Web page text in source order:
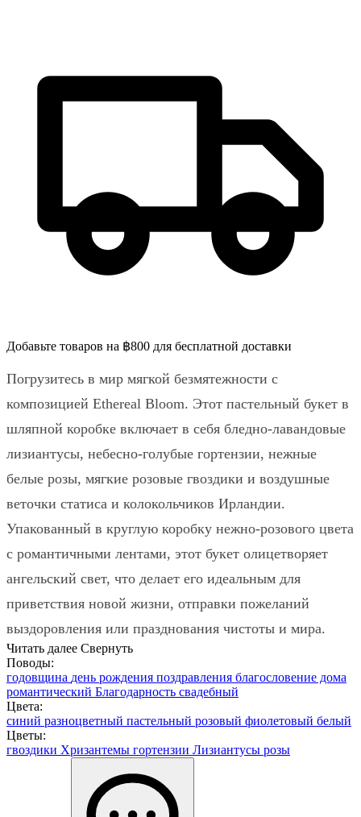
Добавьте товаров на ฿800 для бесплатной доставки
Погрузитесь в мир мягкой безмятежности с
композицией Ethereal Bloom. Этот пастельный букет в
шляпной коробке включает в себя бледно-лавандовые
лизиантусы, небесно-голубые гортензии, нежные
белые розы, мягкие розовые гвоздики и воздушные
веточки статиса и колокольчиков Ирландии.
Упакованный в круглую коробку нежно-розового цвета
с романтичными лентами, этот букет олицетворяет
ангельский свет, что делает его идеальным для
приветствия новой жизни, отправки пожеланий
выздоровления или празднования чистоты и мира.
Читать далее Свернуть
Поводы:
годовщина день рождения поздравления благословение дома
романтический Благодарность свадебный
Цвета:
синий разноцветный пастельный розовый фиолетовый белый
Цветы:
гвоздики Хризантемы гортензии Лизиантусы розы